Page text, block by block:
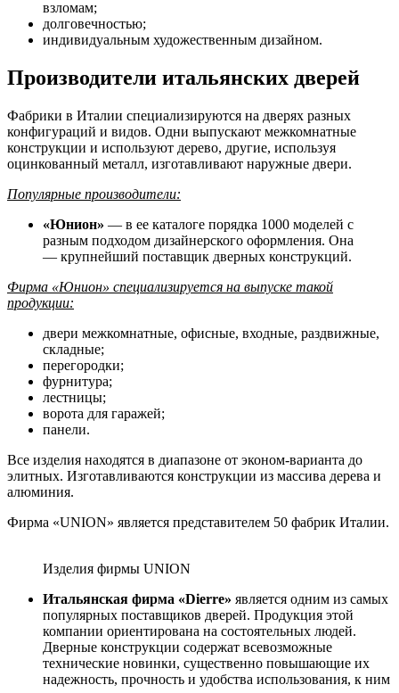
взломам;
долговечностью;
индивидуальным художественным дизайном.
Производители итальянских дверей
Фабрики в Италии специализируются на дверях разных
конфигураций и видов. Одни выпускают межкомнатные
конструкции и используют дерево, другие, используя
оцинкованный металл, изготавливают наружные двери.
Популярные производители:
«Юнион» — в ее каталоге порядка 1000 моделей с
разным подходом дизайнерского оформления. Она
— крупнейший поставщик дверных конструкций.
Фирма «Юнион» специализируется на выпуске такой
продукции:
двери межкомнатные, офисные, входные, раздвижные,
складные;
перегородки;
фурнитура;
лестницы;
ворота для гаражей;
панели.
Все изделия находятся в диапазоне от эконом-варианта до
элитных. Изготавливаются конструкции из массива дерева и
алюминия.
Фирма «UNION» является представителем 50 фабрик Италии.
Изделия фирмы UNION
Итальянская фирма «Dierre» является одним из самых
популярных поставщиков дверей. Продукция этой
компании ориентирована на состоятельных людей.
Дверные конструкции содержат всевозможные
технические новинки, существенно повышающие их
надежность, прочность и удобства использования, к ним